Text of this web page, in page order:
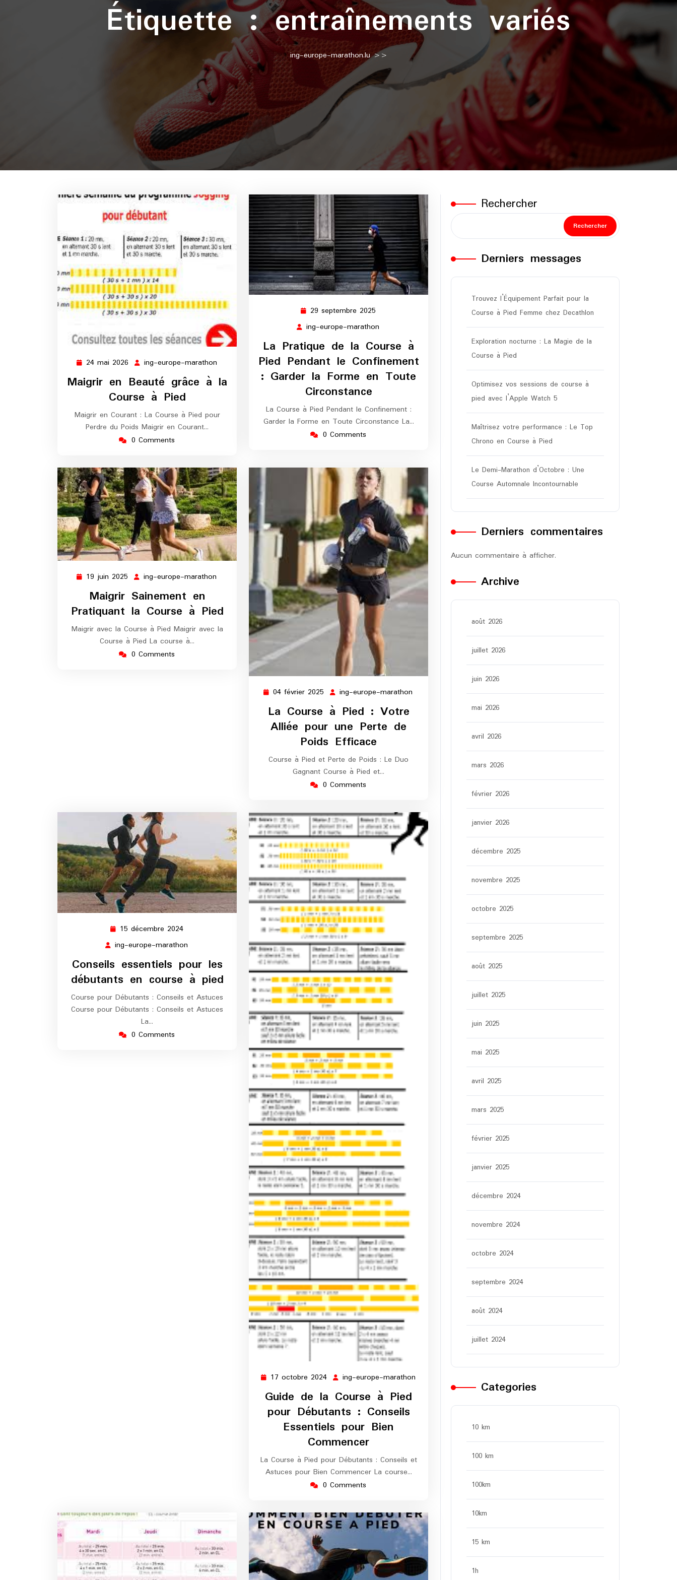
Étiquette :entraînements variés
ing-europe-marathon.lu>>
24 mai 2026 24
mai
2026
ing-europe-marathon
europe-
marathon
Maigrir en Beauté grâce à la
Course à Pied
Maigrir en Courant : La Course à Pied pour
Perdre du Poids Maigrir en Courant…
0 Comments
29 septembre 2025
septembre
ing-europe-marathon
marathon
La Pratique de la Course à
Pied Pendant le Confinement
: Garder la Forme en Toute
Circonstance
La Course à Pied Pendant le Confinement :
Garder la Forme en Toute Circonstance La…
0 Comments
19 juin 2025 19
juin
2025
ing-europe-marathon
Maigrir Sainement en
Pratiquant la Course à Pied
Maigrir avec la Course à Pied Maigrir avec la
Course à Pied La course à…
0 Comments
04 février 2025 04
février
2025
ing-europe-marathon
La Course à Pied : Votre
Alliée pour une Perte de
Poids Efficace
Course à Pied et Perte de Poids : Le Duo
Gagnant Course à Pied et…
0 Comments
15 décembre 2024
décembre
ing-europe-marathon
europe-
marathon
Conseils essentiels pour les
débutants en course à pied
Course pour Débutants : Conseils et Astuces
Course pour Débutants : Conseils et Astuces
La…
0 Comments
17 octobre 2024 17
octobre
2024
ing-europe-marathon
Guide de la Course à Pied
pour Débutants : Conseils
Essentiels pour Bien
Commencer
La Course à Pied pour Débutants : Conseils et
Astuces pour Bien Commencer La course…
0 Comments
Rechercher
Rechercher
Derniers messages
Trouvez l’Équipement Parfait pour la
Course à Pied Femme chez Decathlon
Exploration nocturne : La Magie de la
Course à Pied
Optimisez vos sessions de course à
pied avec l’Apple Watch 5
Maîtrisez votre performance : Le Top
Chrono en Course à Pied
Le Demi-Marathon d’Octobre : Une
Course Automnale Incontournable
Derniers commentaires
Aucun commentaire à afficher.
Archive
août 2026
juillet 2026
juin 2026
mai 2026
avril 2026
mars 2026
février 2026
janvier 2026
décembre 2025
novembre 2025
octobre 2025
septembre 2025
août 2025
juillet 2025
juin 2025
mai 2025
avril 2025
mars 2025
février 2025
janvier 2025
décembre 2024
novembre 2024
octobre 2024
septembre 2024
août 2024
juillet 2024
Categories
10 km
100 km
100km
10km
15 km
1h